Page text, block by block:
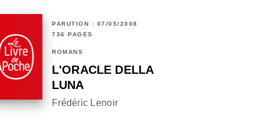
PARUTION : 07/05/2008
736 PAGES
ROMANS
L'ORACLE DELLA
LUNA
Frédéric Lenoir